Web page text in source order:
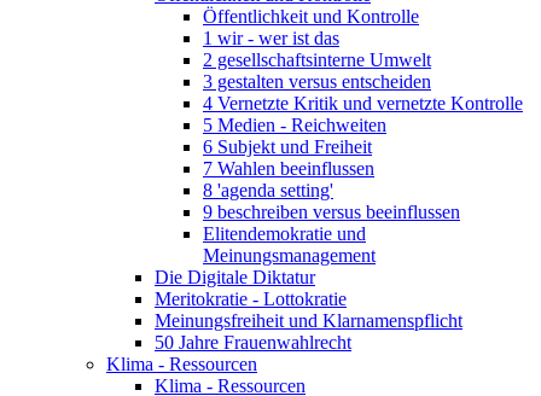
Öffentlichkeit und Kontrolle
1 wir - wer ist das
2 gesellschaftsinterne Umwelt
3 gestalten versus entscheiden
4 Vernetzte Kritik und vernetzte Kontrolle
5 Medien - Reichweiten
6 Subjekt und Freiheit
7 Wahlen beeinflussen
8 'agenda setting'
9 beschreiben versus beeinflussen
Elitendemokratie und
Meinungsmanagement
Die Digitale Diktatur
Meritokratie - Lottokratie
Meinungsfreiheit und Klarnamenspflicht
50 Jahre Frauenwahlrecht
Klima - Ressourcen
Klima - Ressourcen